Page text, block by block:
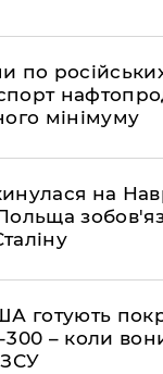
по
мінімуму
на
готують
300 – коли
ЗСУ